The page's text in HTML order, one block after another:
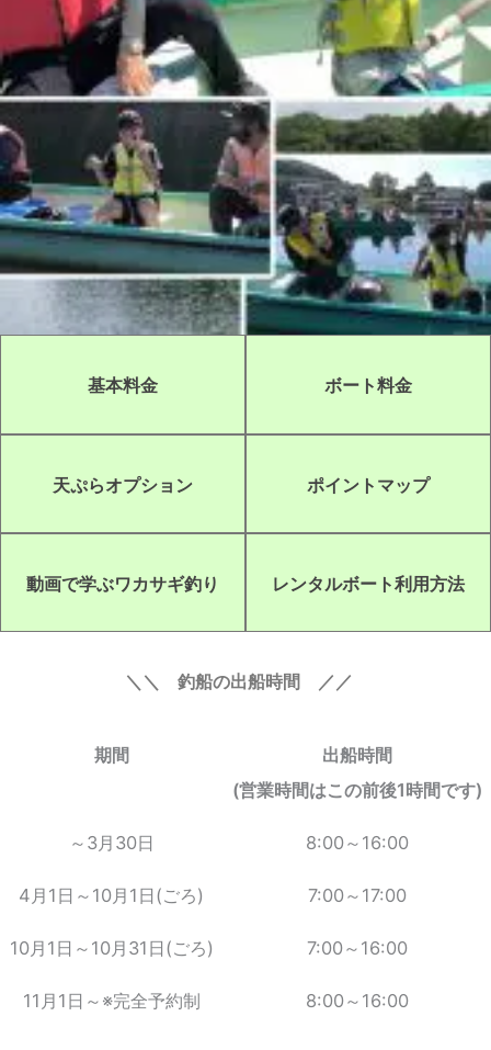
基本料金 ボート料金
天ぷらオプション ポイントマップ
動画で学ぶワカサギ釣り レンタルボート利用方法
＼＼ 釣船の出船時間 ／／
期間
出船時間
(営業時間はこの前後1時間です)
～3月30日 8:00～16:00
4月1日～10月1日(ごろ) 7:00～17:00
10月1日～10月31日(ごろ) 7:00～16:00
11月1日～※完全予約制 8:00～16:00